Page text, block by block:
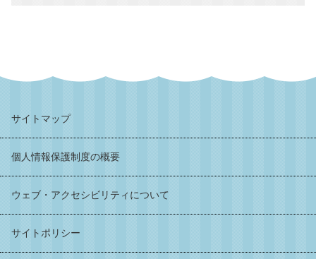
サイトマップ
個人情報保護制度の概要
ウェブ・アクセシビリティについて
サイトポリシー